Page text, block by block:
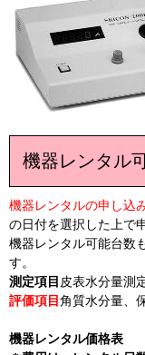
機器レンタル
機器レンタルの申し込
の日付を選択した上で
機器レンタル可能台数
す。
測定項目 皮表水分量測
評価項目角質水分量、
機器レンタル価格表